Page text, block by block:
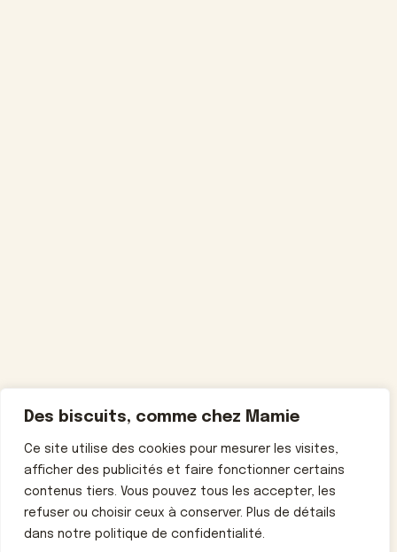
Des biscuits, comme chez Mamie
Ce site utilise des cookies pour mesurer les visites,
afficher des publicités et faire fonctionner certains
contenus tiers. Vous pouvez tous les accepter, les
refuser ou choisir ceux à conserver. Plus de détails
dans notre politique de confidentialité.